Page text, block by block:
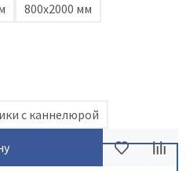
800х2000 мм
с каннелюрой